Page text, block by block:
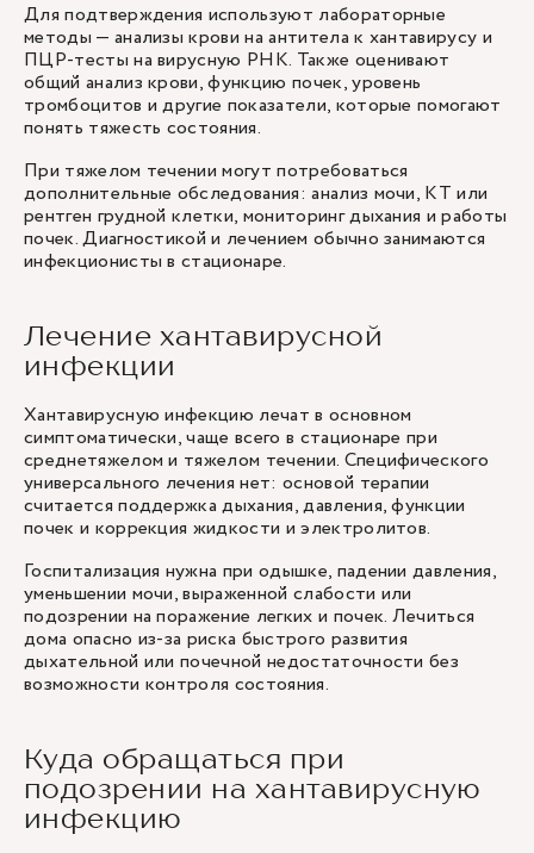
Для подтверждения используют лабораторные
методы — анализы крови на антитела к хантавирусу и
ПЦР-тесты на вирусную РНК. Также оценивают
общий анализ крови, функцию почек, уровень
тромбоцитов и другие показатели, которые помогают
понять тяжесть состояния.
При тяжелом течении могут потребоваться
дополнительные обследования: анализ мочи, КТ или
рентген грудной клетки, мониторинг дыхания и работы
почек. Диагностикой и лечением обычно занимаются
инфекционисты в стационаре.
Лечение хантавирусной
инфекции
Хантавирусную инфекцию лечат в основном
симптоматически, чаще всего в стационаре при
среднетяжелом и тяжелом течении. Специфического
универсального лечения нет: основой терапии
считается поддержка дыхания, давления, функции
почек и коррекция жидкости и электролитов.
Госпитализация нужна при одышке, падении давления,
уменьшении мочи, выраженной слабости или
подозрении на поражение легких и почек. Лечиться
дома опасно из-за риска быстрого развития
дыхательной или почечной недостаточности без
возможности контроля состояния.
Куда обращаться при
подозрении на хантавирусную
инфекцию